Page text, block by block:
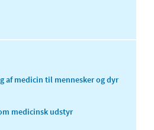
af medicin til mennesker og dyr
medicinsk udstyr